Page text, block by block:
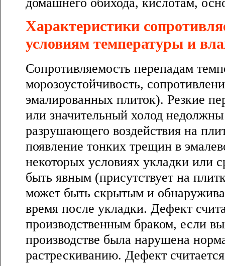
Характеристики
условиям температуры и
Сопротивляемость перепадам
морозоустойчивость,
эмалированных плиток). Резкие
или значительный холод недолжны
разрушающего воздействия на
появление тонких трещин в
некоторых условиях укладки или
быть явным (присутствует на
может быть скрытым и
время после укладки. Дефект
производственным браком, если
производстве была нарушена
растрескиванию. Дефект